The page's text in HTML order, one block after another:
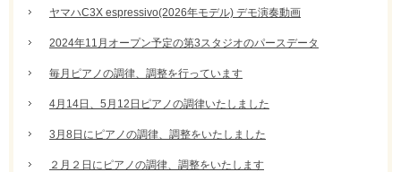
ヤマハC3X espressivo(2026年モデル) デモ演奏動画
2024年11月オープン予定の第3スタジオのパースデータ
毎月ピアノの調律、調整を行っています
4月14日、5月12日ピアノの調律いたしました
3月8日にピアノの調律、調整をいたしました
２月２日にピアノの調律、調整をいたします